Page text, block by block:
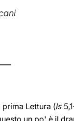
Lettura (Is
un po' è il